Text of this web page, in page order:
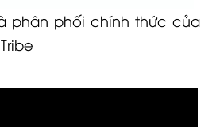
phân phối chính thức của